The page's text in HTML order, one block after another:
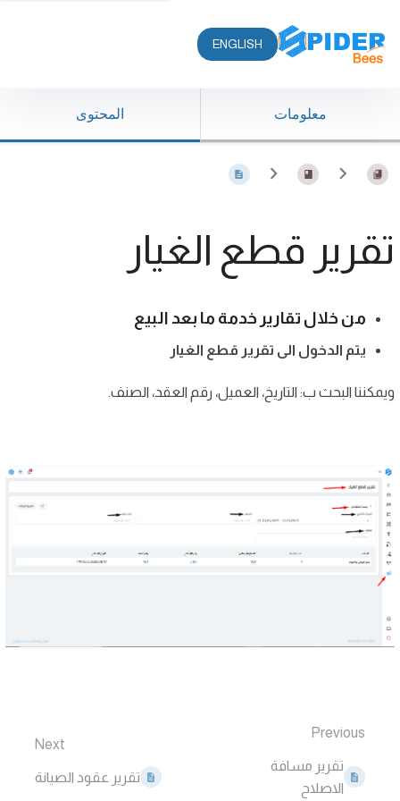
ENGLISH
معلومات المحتوى
تقرير قطع الغيار
من خلال تقارير خدمة ما بعد البيع
يتم الدخول الى تقرير قطع الغيار
ويمكننا البحث ب: التاريخ، العميل، رقم العقد، الصنف.
Previous
تقرير مسافة
الاصلاح
Next
تقرير عقود الصيانة